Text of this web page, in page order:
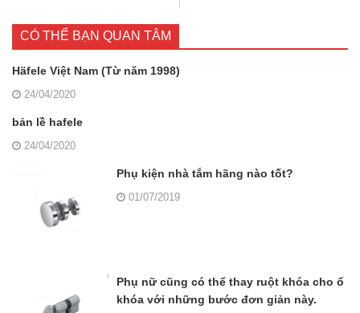
CÓ THỂ BẠN QUAN TÂM
Häfele Việt Nam (Từ năm 1998)
24/04/2020
bản lề hafele
24/04/2020
Phụ kiện nhà tắm hãng nào tốt?
01/07/2019
Phụ nữ cũng có thể thay ruột khóa cho ổ
khóa với những bước đơn giản này.